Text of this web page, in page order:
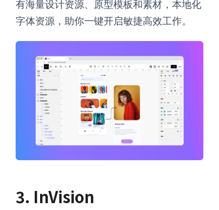
有海量设计资源、原型模板和素材，本地化
字体资源，助你一键开启敏捷高效工作。
3. InVision